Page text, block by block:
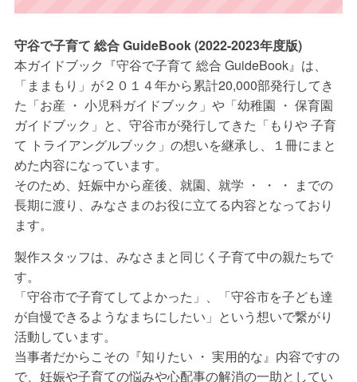
守谷で子育て 総合 GuideBook (2022-2023年度版)
本ガイドブック『守谷で子育て 総合 GuideBook』は、
「ままもり」が２０１４年から累計20,000部発行してき
た「お産 ・ 小児科ガイドブック」や「幼稚園 ・ 保育園
ガイドブック」と、守谷市が発行してきた「もりや 子育
て トライアングルブック」の想いを継承し、１冊にまと
めた内容になっています。
そのため、妊娠中から産後、就園、就学 ・ ・ ・ までの
長期に渡り、みなさまのお役に立てる内容となっており
ます。
製作スタッフは、みなさまと同じく子育て中の親たちで
す。
「守谷市で子育てしてよかった」、「守谷市を子ども達
が自慢できるようなまちにしたい」という想いで繋がり
活動しています。
当事者だからこその『知りたい ・ 実用的な』内容ですの
で、妊娠や子育ての悩みや心配事の解消の一助としてい